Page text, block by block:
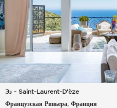
Эз - Saint-Laurent-D'èze
Французская Ривьера, Франция